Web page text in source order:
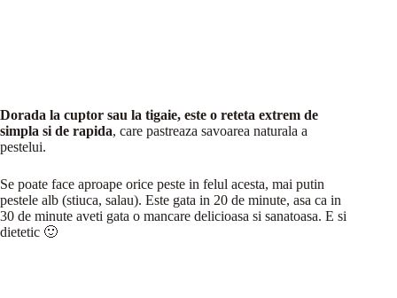
Dorada la cuptor sau la tigaie, este o reteta extrem de
simpla si de rapida, care pastreaza savoarea naturala a
pestelui.
Se poate face aproape orice peste in felul acesta, mai putin
pestele alb (stiuca, salau). Este gata in 20 de minute, asa ca in
30 de minute aveti gata o mancare delicioasa si sanatoasa. E si
dietetic 🙂